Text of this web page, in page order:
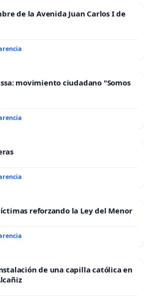
de la Avenida Juan Carlos I de
movimiento ciudadano "Somos
reforzando la Ley del Menor
de una capilla católica en